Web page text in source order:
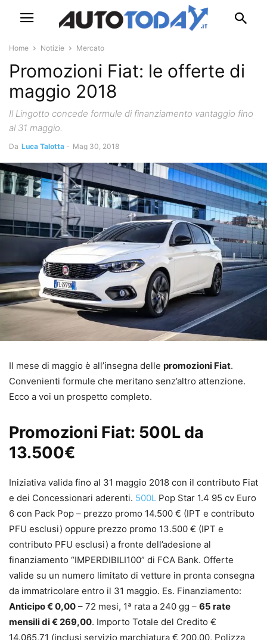
Home Notizie Mercato
Promozioni Fiat: le offerte di
maggio 2018
Il Lingotto concede formule di finanziamento vantaggio fino
al 31 maggio.
Da Luca Talotta - Mag 30, 2018
Il mese di maggio è all’insegna delle promozioni Fiat.
Convenienti formule che meritano senz’altro attenzione.
Ecco a voi un prospetto completo.
Promozioni Fiat: 500L da
13.500€
Iniziativa valida fino al 31 maggio 2018 con il contributo Fiat
e dei Concessionari aderenti. 500L Pop Star 1.4 95 cv Euro
6 con Pack Pop – prezzo promo 14.500 € (IPT e contributo
PFU esclusi) oppure prezzo promo 13.500 € (IPT e
contributo PFU esclusi) a fronte dell’adesione al
finanziamento “IMPERDIBILI100” di FCA Bank. Offerte
valide su un numero limitato di vetture in pronta consegna
da immatricolare entro il 31 maggio. Es. Finanziamento:
Anticipo € 0,00 – 72 mesi, 1ª rata a 240 gg – 65 rate
mensili di € 269,00. Importo Totale del Credito €
14.065,71 (inclusi servizio marchiatura € 200,00, Polizza